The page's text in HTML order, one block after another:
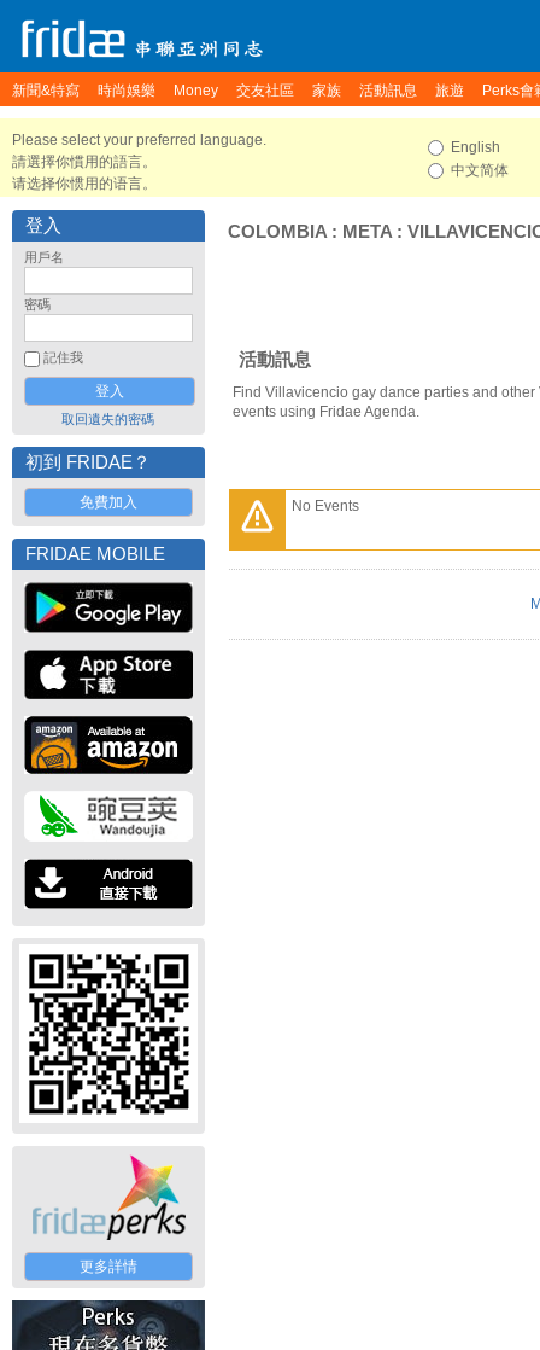
新聞&特寫 時尚娛樂 Money 交友社區 家族 活動訊息 旅遊 Perks會
Please select your preferred language.
請選擇你慣用的語言。
请选择你惯用的语言。
English
中文简体
登入
用戶名
密碼
記住我
取回遺失的密碼
初到 FRIDAE？
免費加入
FRIDAE MOBILE
更多詳情
COLOMBIA : META :
活動訊息
Find Villavicencio gay dance parties and
events using Fridae Agenda.
No Events